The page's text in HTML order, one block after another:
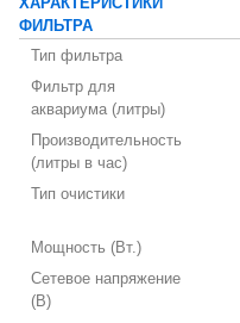
ХАРАКТЕРИСТИКИ
ФИЛЬТРА
Тип фильтра
Фильтр для
аквариума (литры)
Производительность
(литры в час)
Тип очистики
Мощность (Вт.)
Сетевое напряжение
(В)